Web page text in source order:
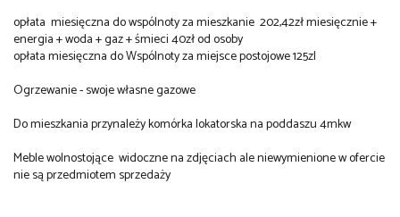
opłata miesięczna do wspólnoty za mieszkanie 202,42zł miesięcznie +
energia + woda + gaz + śmieci 40zł od osoby
opłata miesięczna do Wspólnoty za miejsce postojowe 125zl
Ogrzewanie - swoje własne gazowe
Do mieszkania przynależy komórka lokatorska na poddaszu 4mkw
Meble wolnostojące widoczne na zdjęciach ale niewymienione w ofercie
nie są przedmiotem sprzedaży